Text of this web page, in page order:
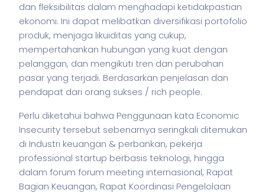
dan fleksibilitas dalam menghadapi ketidakpastian
ekonomi. Ini dapat melibatkan diversifikasi portofolio
produk, menjaga likuiditas yang cukup,
mempertahankan hubungan yang kuat dengan
pelanggan, dan mengikuti tren dan perubahan
pasar yang terjadi. Berdasarkan penjelasan dan
pendapat dari orang sukses / rich people.
Perlu diketahui bahwa Penggunaan kata Economic
Insecurity tersebut sebenarnya seringkali ditemukan
di Industri keuangan & perbankan, pekerja
professional startup berbasis teknologi, hingga
dalam forum forum meeting internasional, Rapat
Bagian Keuangan, Rapat Koordinasi Pengelolaan